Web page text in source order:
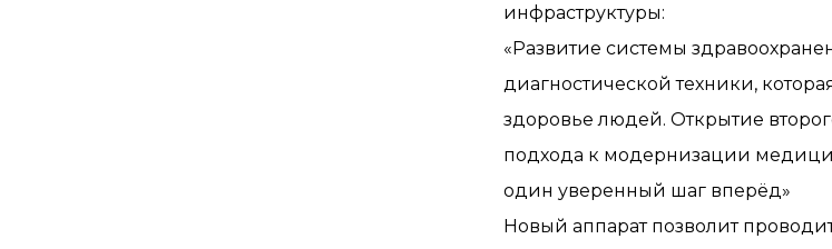
инфраструктуры:
«Развитие системы
диагностической техники,
здоровье людей. Открытие
подхода к модернизации
один уверенный шаг вперёд»
Новый аппарат позволит